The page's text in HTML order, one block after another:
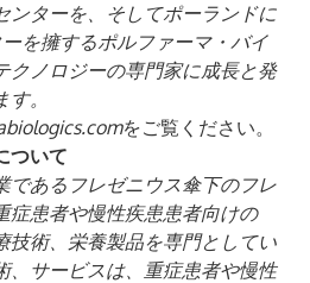
ンターを、そしてポーランドに
を擁するポルファーマ・バイ
クノロジーの専門家に成長と発
。
をご覧ください。
ついて
であるフレゼニウス傘下のフレ
症患者や慢性疾患患者向けの
技術、栄養製品を専門としてい
、サービスは、重症患者や慢性